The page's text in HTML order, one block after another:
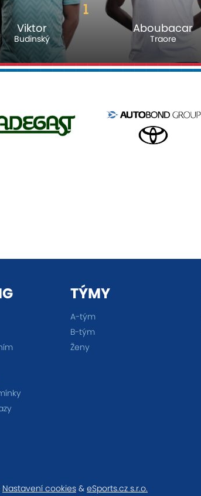
1
Viktor
Budinský
Aboubacar
Traore
TÝMY
A-tým
B-tým
Ženy
Nastavení cookies & eSports.cz s.r.o.